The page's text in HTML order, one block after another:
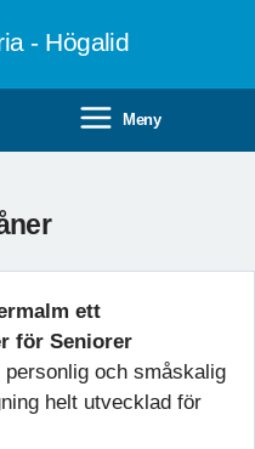
- Högalid
Meny
ett
för Seniorer
och småskalig
helt utvecklad för